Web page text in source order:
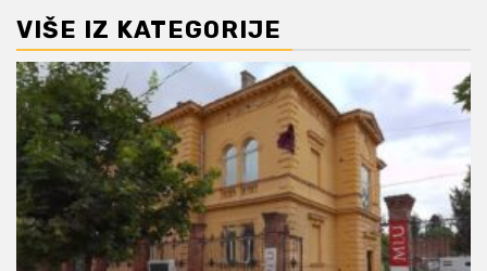
VIŠE IZ KATEGORIJE